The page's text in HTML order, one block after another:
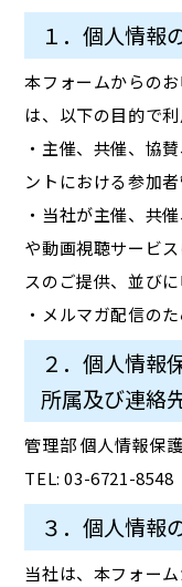
１．個人情報
本フォームからの
は、以下の目的で利
・主催、共催、協
ントにおける参加
・当社が主催、共
や動画視聴サービ
スのご提供、並び
・メルマガ配信の
２．個人情報
所属及び連絡
管理部 個人情報保
TEL: 03-6721-
３．個人情報
当社は、本フォー